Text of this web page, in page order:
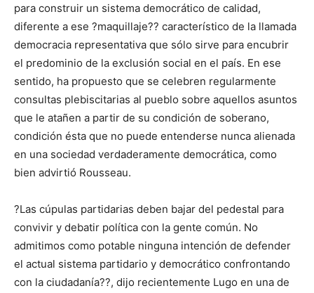
para construir un sistema democrático de calidad,
diferente a ese ?maquillaje?? característico de la llamada
democracia representativa que sólo sirve para encubrir
el predominio de la exclusión social en el país. En ese
sentido, ha propuesto que se celebren regularmente
consultas plebiscitarias al pueblo sobre aquellos asuntos
que le atañen a partir de su condición de soberano,
condición ésta que no puede entenderse nunca alienada
en una sociedad verdaderamente democrática, como
bien advirtió Rousseau.
?Las cúpulas partidarias deben bajar del pedestal para
convivir y debatir política con la gente común. No
admitimos como potable ninguna intención de defender
el actual sistema partidario y democrático confrontando
con la ciudadanía??, dijo recientemente Lugo en una de